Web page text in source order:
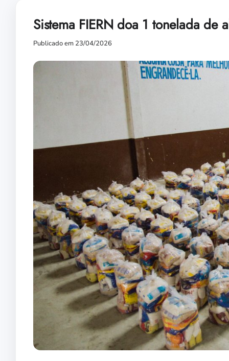
Sistema FIERN doa 1 tonelada de
Publicado em 23/04/2026